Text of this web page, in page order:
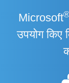
Microsoft
उपयोग किए